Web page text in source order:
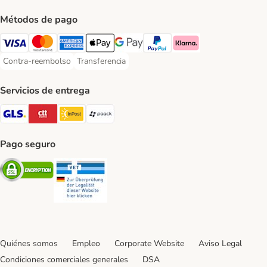
Métodos de pago
Visa Payment Method
Mastercard Payment Method
American Express Payment Method
Apple Pay Payment Method
Google Pay Payment Method
PayPal Payment Method
Klarna Payment Method
Contra-reembolso
Contra-reembolso Payment Method
Transferencia
Transferencia Payment Method
Servicios de entrega
GLS Shipping Method
CTTExpress Shipping Method
InPost Shipping Method
Pago seguro
Security
Quiénes somos Empleo Corporate Website
Aviso Legal
Condiciones comerciales generales
DSA